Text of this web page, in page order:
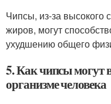
Чипсы, из-за высокого
жиров, могут
ухудшению общего
5. Как чипсы могут
организме человека